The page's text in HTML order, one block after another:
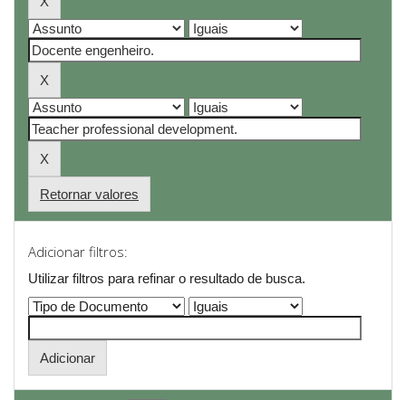
Retornar valores
Adicionar filtros:
Utilizar filtros para refinar o resultado de busca.